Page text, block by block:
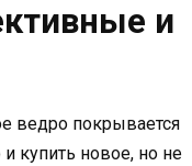
и
ведро покрывается
купить новое, но не